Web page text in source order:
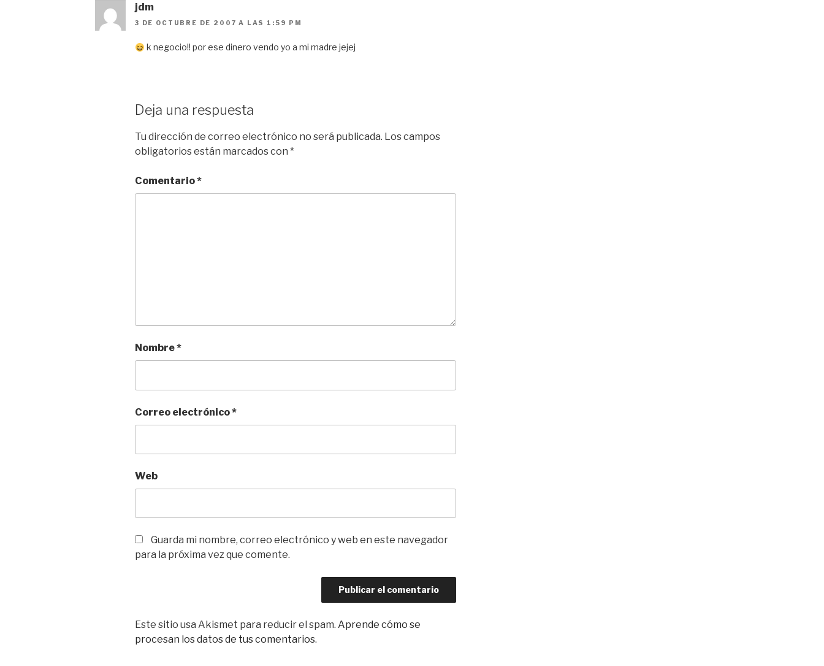
jdm
3 DE OCTUBRE DE 2007 A LAS 1:59 PM
k negocio!! por ese dinero vendo yo a mi madre jejej
Deja una respuesta
Tu dirección de correo electrónico no será publicada. Los campos
obligatorios están marcados con *
Comentario*
Nombre*
Correo electrónico*
Web
Guarda mi nombre, correo electrónico y web en este navegador
para la próxima vez que comente.
Este sitio usa Akismet para reducir el spam. Aprende cómo se
procesan los datos de tus comentarios.